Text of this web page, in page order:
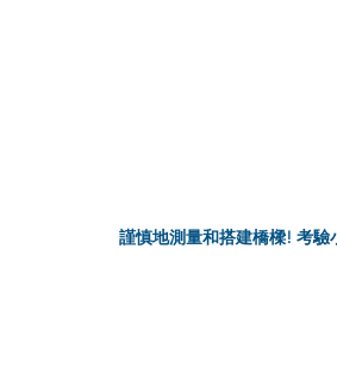
謹慎地測量和搭建橋樑! 考